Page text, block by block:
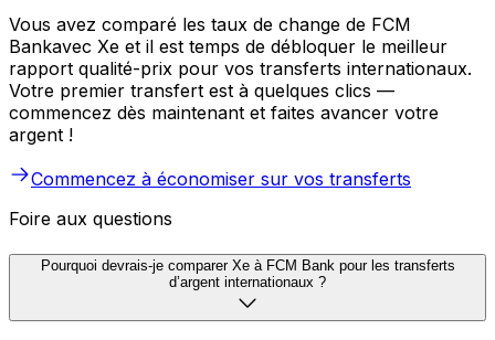
Vous avez comparé les taux de change de FCM
Bankavec Xe et il est temps de débloquer le meilleur
rapport qualité-prix pour vos transferts internationaux.
Votre premier transfert est à quelques clics —
commencez dès maintenant et faites avancer votre
argent !
Commencez à économiser sur vos transferts
Foire aux questions
Pourquoi devrais-je comparer Xe à FCM Bank pour les transferts
d’argent internationaux ?